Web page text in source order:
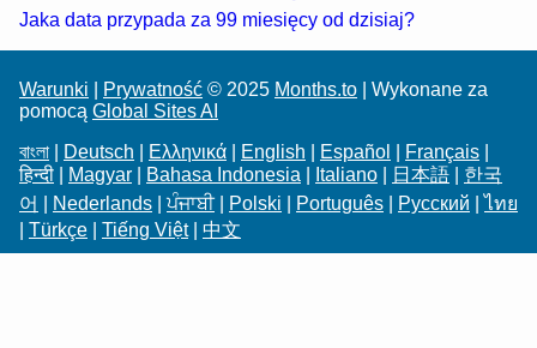
Jaka data przypada za 99 miesięcy od dzisiaj?
Warunki Prywatność © 2025 Months.to | Wykonane za
pomocą Global Sites AI
বাংলা
Deutsch Ελληνικά English Español Français
हिन्दी
Magyar Bahasa Indonesia Italiano 日本語
한국
어
Nederlands |ਪੰਜਾਬੀ| Polski Português Русский |ไทย
Türkçe Tiếng Việt| 中文